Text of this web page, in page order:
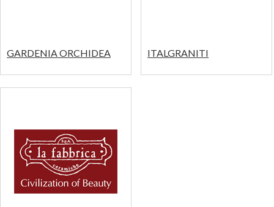
GARDENIA ORCHIDEA ITALGRANITI